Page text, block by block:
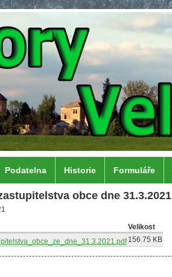
Podatelna Historie Formuláře
obce dne 31.3.2021
Velikost
156.75 KB